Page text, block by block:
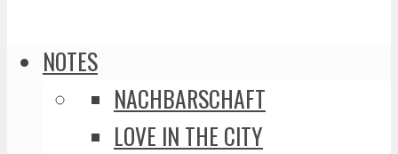
NOTES
NACHBARSCHAFT
LOVE IN THE CITY